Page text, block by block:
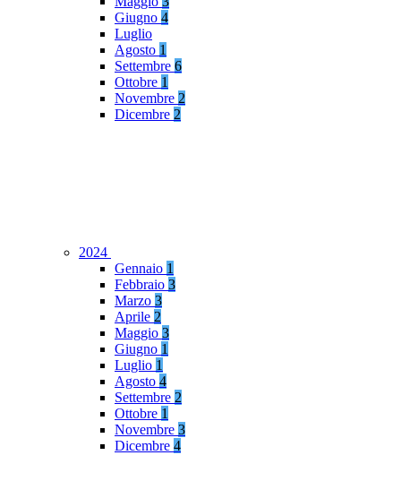
Giugno 4
Luglio
Agosto 1
Settembre 6
Ottobre 1
Novembre 2
Dicembre 2
2024
Gennaio 1
Febbraio 3
Marzo 3
Aprile 2
Maggio 3
Giugno 1
Luglio 1
Agosto 4
Settembre 2
Ottobre 1
Novembre 3
Dicembre 4